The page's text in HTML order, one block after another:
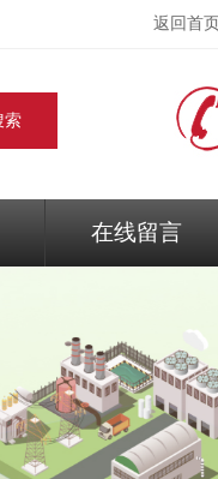
返回首页
在线留言